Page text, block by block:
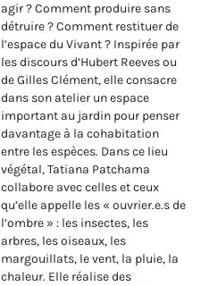
agir ? Comment produire sans
détruire ? Comment restituer de
l’espace du Vivant ? Inspirée par
les discours d’Hubert Reeves ou
de Gilles Clément, elle consacre
dans son atelier un espace
important au jardin pour penser
davantage à la cohabitation
entre les espèces. Dans ce lieu
végétal, Tatiana Patchama
collabore avec celles et ceux
qu’elle appelle les « ouvrier.e.s de
l’ombre » : les insectes, les
arbres, les oiseaux, les
margouillats, le vent, la pluie, la
chaleur. Elle réalise des